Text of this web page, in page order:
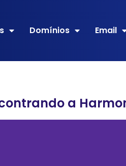
Domínios Email
a